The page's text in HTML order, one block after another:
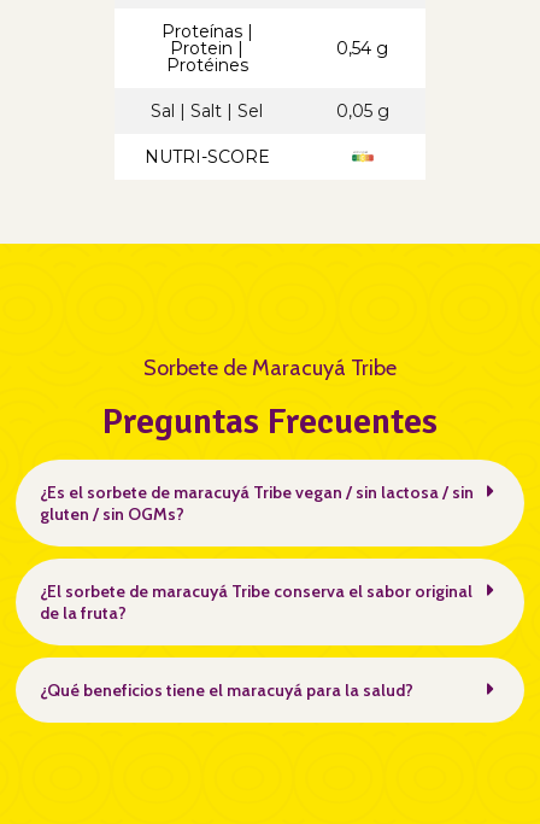
Proteínas |
Protein |
Protéines
0,54 g
Sal | Salt | Sel 0,05 g
NUTRI-SCORE
Sorbete de Maracuyá Tribe
Preguntas Frecuentes
¿Es el sorbete de maracuyá Tribe vegan / sin lactosa / sin
gluten / sin OGMs?
¿El sorbete de maracuyá Tribe conserva el sabor original
de la fruta?
¿Qué beneficios tiene el maracuyá para la salud?